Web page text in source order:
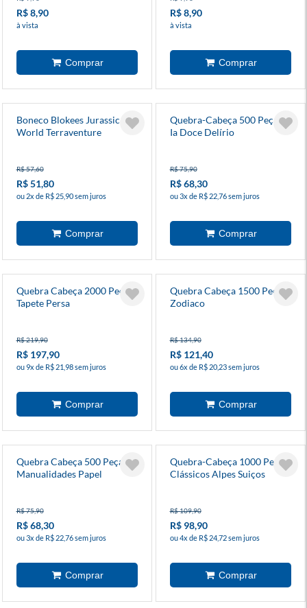
R$ 8,90
à vista
R$ 8,90
à vista
Boneco Blokees Jurassic
World Terraventure
R$ 57,60
R$ 51,80
ou 2x de R$ 25,90 sem juros
Quebra-Cabeça 500 Peças
Ia Doce Delírio
R$ 75,90
R$ 68,30
ou 3x de R$ 22,76 sem juros
Quebra Cabeça 2000 Peças
Tapete Persa
R$ 219,90
R$ 197,90
ou 9x de R$ 21,98 sem juros
Quebra Cabeça 1500 Peças
Zodiaco
R$ 134,90
R$ 121,40
ou 6x de R$ 20,23 sem juros
Quebra Cabeça 500 Peças
Manualidades Papel
R$ 75,90
R$ 68,30
ou 3x de R$ 22,76 sem juros
Quebra-Cabeça 1000 Peças
Clássicos Alpes Suiços
R$ 109,90
R$ 98,90
ou 4x de R$ 24,72 sem juros